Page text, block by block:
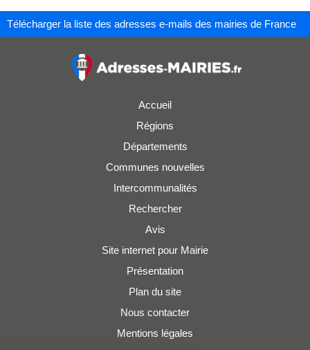
Télécharger la liste des adresses e-mails des mairies de France
Accueil
Régions
Départements
Communes nouvelles
Intercommunalités
Rechercher
Avis
Site internet pour Mairie
Présentation
Plan du site
Nous contacter
Mentions légales